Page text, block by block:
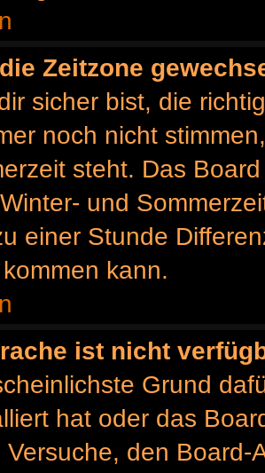
Zeitzone
sicher bist, die
noch nicht
steht. Das
und
einer Stunde
kann.
ist nicht
Grund
hat oder das
Versuche, den